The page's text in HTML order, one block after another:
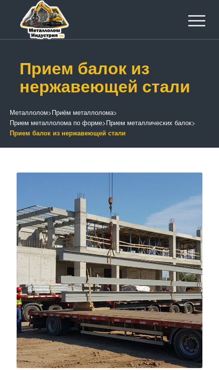
Прием балок из
нержавеющей стали
Металлолом>Приём металлолома>
Прием металлолома по форме>Прием металлических балок>
Прием балок из нержавеющей стали